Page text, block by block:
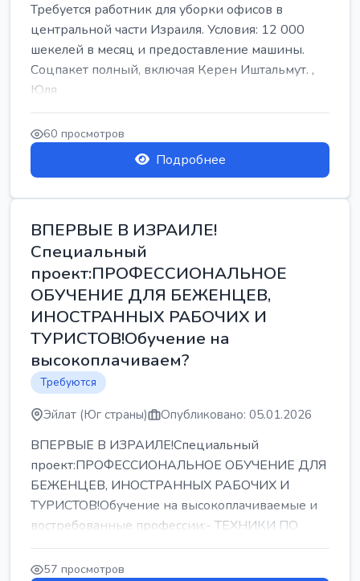
Требуется работник для уборки офисов в
центральной части Израиля. Условия: 12 000
шекелей в месяц и предоставление машины.
Соцпакет полный, включая Керен Иштальмут. ,
Юля
60 просмотров
Подробнее
ВПЕРВЫЕ В ИЗРАИЛЕ!
Специальный
проект:ПРОФЕССИОНАЛЬНОЕ
ОБУЧЕНИЕ ДЛЯ БЕЖЕНЦЕВ,
ИНОСТРАННЫХ РАБОЧИХ И
ТУРИСТОВ!Обучение на
высокоплачиваем?
Требуются
Эйлат (Юг страны) Опубликовано: 05.01.2026
ВПЕРВЫЕ В ИЗРАИЛЕ!Специальный
проект:ПРОФЕССИОНАЛЬНОЕ ОБУЧЕНИЕ ДЛЯ
БЕЖЕНЦЕВ, ИНОСТРАННЫХ РАБОЧИХ И
ТУРИСТОВ!Обучение на высокоплачиваемые и
востребованные профессии:- ТЕХНИКИ ПО
РЕМОНТУ КОНДИЦИОНЕРОВ-...
57 просмотров